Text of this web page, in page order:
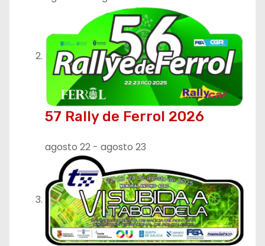
57 Rally de Ferrol 2026
agosto 22 - agosto 23